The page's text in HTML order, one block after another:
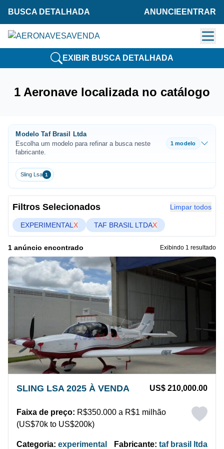
BUSCA DETALHADA ANUNCIE ENTRAR
EXIBIR BUSCA DETALHADA
1 Aeronave localizada no catálogo
Modelo Taf Brasil Ltda
Escolha um modelo para refinar a busca neste
fabricante.
1 modelo
Sling Lsa 1
Filtros Selecionados Limpar todos
EXPERIMENTAL X TAF BRASIL LTDAX
1 anúncio encontrado Exibindo 1 resultado
SLING LSA 2025 À VENDA US$ 210,000.00
Faixa de preço: R$350.000 a R$1 milhão
(US$70k to US$200k)
Categoria: experimental Fabricante: taf brasil ltda